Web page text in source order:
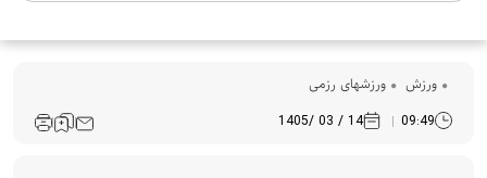
ورزش ورزشهای رزمی
09:49
14 / 03 /1405